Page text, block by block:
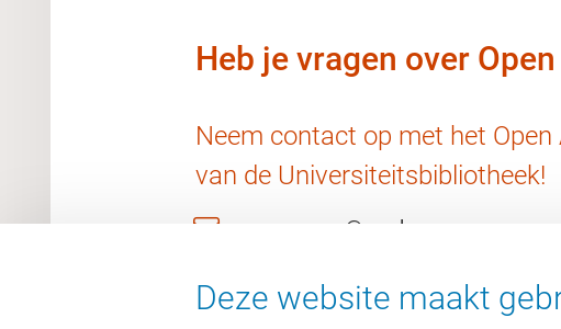
Heb je vragen over
Neem contact op met het
van de Universiteitsbibliotheek!
openaccess@vu.nl
Deze website maakt